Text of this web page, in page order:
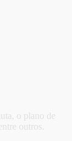
o plano de
outros.